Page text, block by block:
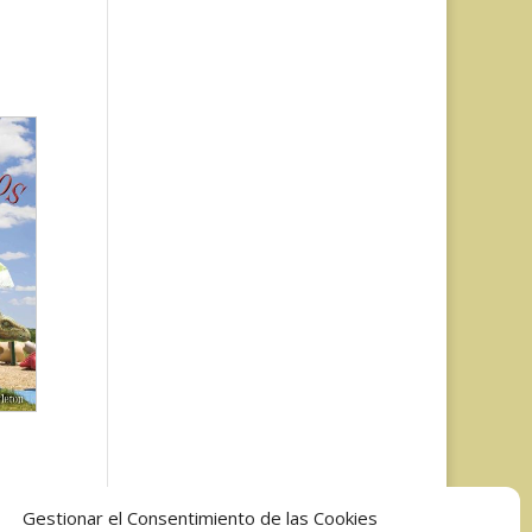
Gestionar el Consentimiento de las Cookies